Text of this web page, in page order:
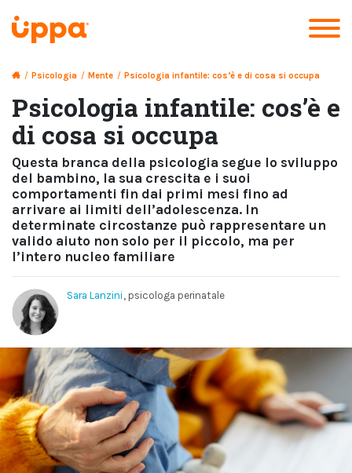
/ Psicologia / Mente / Psicologia infantile: cos’è e di cosa si occupa
Psicologia infantile: cos’è e
di cosa si occupa
Questa branca della psicologia segue lo sviluppo
del bambino, la sua crescita e i suoi
comportamenti fin dai primi mesi fino ad
arrivare ai limiti dell’adolescenza. In
determinate circostanze può rappresentare un
valido aiuto non solo per il piccolo, ma per
l’intero nucleo familiare
Sara Lanzini , psicologa perinatale